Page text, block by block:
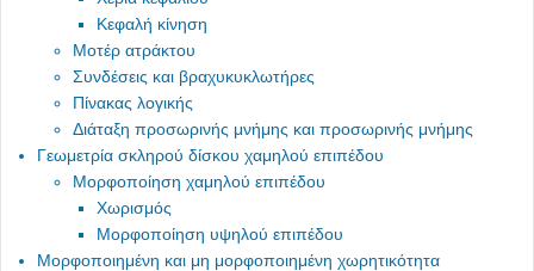
Κεφαλή κίνηση
Μοτέρ ατράκτου
Συνδέσεις και βραχυκυκλωτήρες
Πίνακας λογικής
Διάταξη προσωρινής μνήμης και προσωρινής μνήμης
Γεωμετρία σκληρού δίσκου χαμηλού επιπέδου
Μορφοποίηση χαμηλού επιπέδου
Χωρισμός
Μορφοποίηση υψηλού επιπέδου
Μορφοποιημένη και μη μορφοποιημένη χωρητικότητα